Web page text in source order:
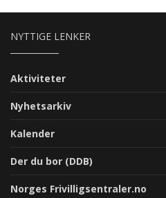
NYTTIGE LENKER
Aktiviteter
Nyhetsarkiv
Kalender
Der du bor (DDB)
Norges Frivilligsentraler.no